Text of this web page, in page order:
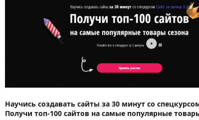
Научись создавать сайты за 30 минут со
Получи топ-100 сайтов на самые популярные